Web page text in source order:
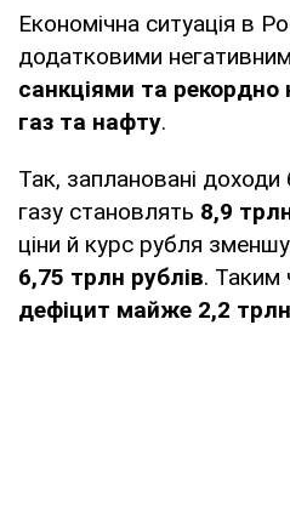
Економічна ситуація в
додатковими
санкціями та рекордно
газ та нафту.
Так, заплановані
газу становлять 8,9
ціни й курс рубля
6,75 трлн рублів. Таким
дефіцит майже 2,2 трлн